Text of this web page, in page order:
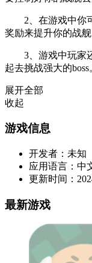
2、在游戏中你可
奖励来提升你的战舰
3、游戏中玩家还
起去挑战强大的boss
展开全部
收起
游戏信息
开发者： 未知
应用语言： 中
更新时间：
最新游戏